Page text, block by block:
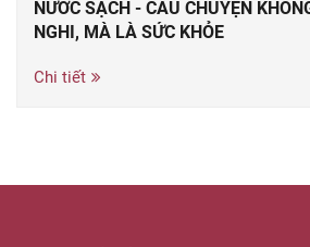
NƯỚC SẠCH - CÂU CHUYỆN
NGHI, MÀ LÀ SỨC KHỎE
Chi tiết